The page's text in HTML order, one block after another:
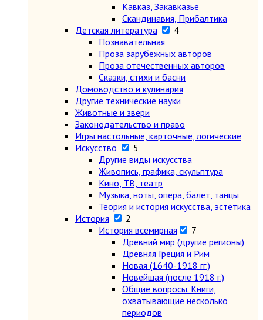
Кавказ, Закавказье
Скандинавия, Прибалтика
Детская литература
4
Познавательная
Проза зарубежных авторов
Проза отечественных авторов
Сказки, стихи и басни
Домоводство и кулинария
Другие технические науки
Животные и звери
Законодательство и право
Игры настольные, карточные, логические
Искусство
5
Другие виды искусства
Живопись, графика, скульптура
Кино, ТВ, театр
Музыка, ноты, опера, балет, танцы
Теория и история искусства, эстетика
История
2
История всемирная
7
Древний мир (другие регионы)
Древняя Греция и Рим
Новая (1640-1918 гг.)
Новейшая (после 1918 г.)
Общие вопросы. Книги,
охватывающие несколько
периодов